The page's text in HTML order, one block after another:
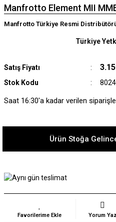
Manfrotto Element MII
Manfrotto Türkiye Resmi
Satış Fiyatı
Stok Kodu
Türkiye
Saat 16:30'a kadar verilen
Ürün Stoğa
Yorum Yaz